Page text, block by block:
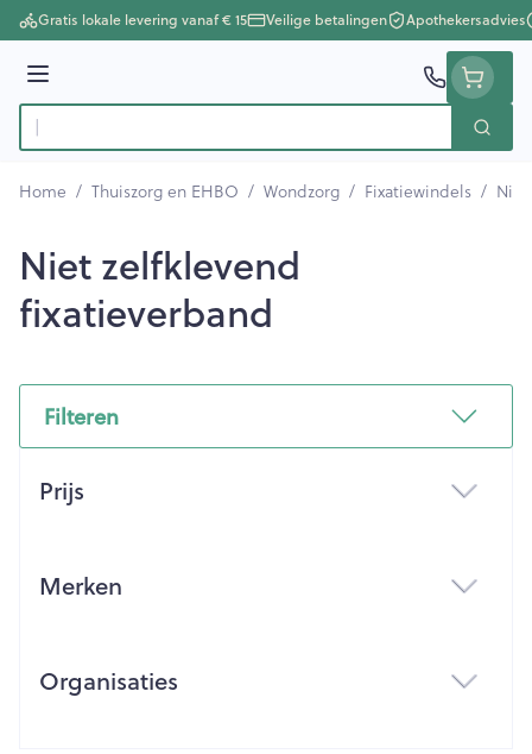
Ga naar de inhoud
Gratis lokale levering vanaf € 15 Veilige betalingen Apothekersadvies
Menu
Product, merk, categorie...
Zoek
Home / Thuiszorg en EHBO / Wondzorg / Fixatiewindels /
Niet zelfklevend
fixatieverband
Filteren
Prijs
Merken
Organisaties